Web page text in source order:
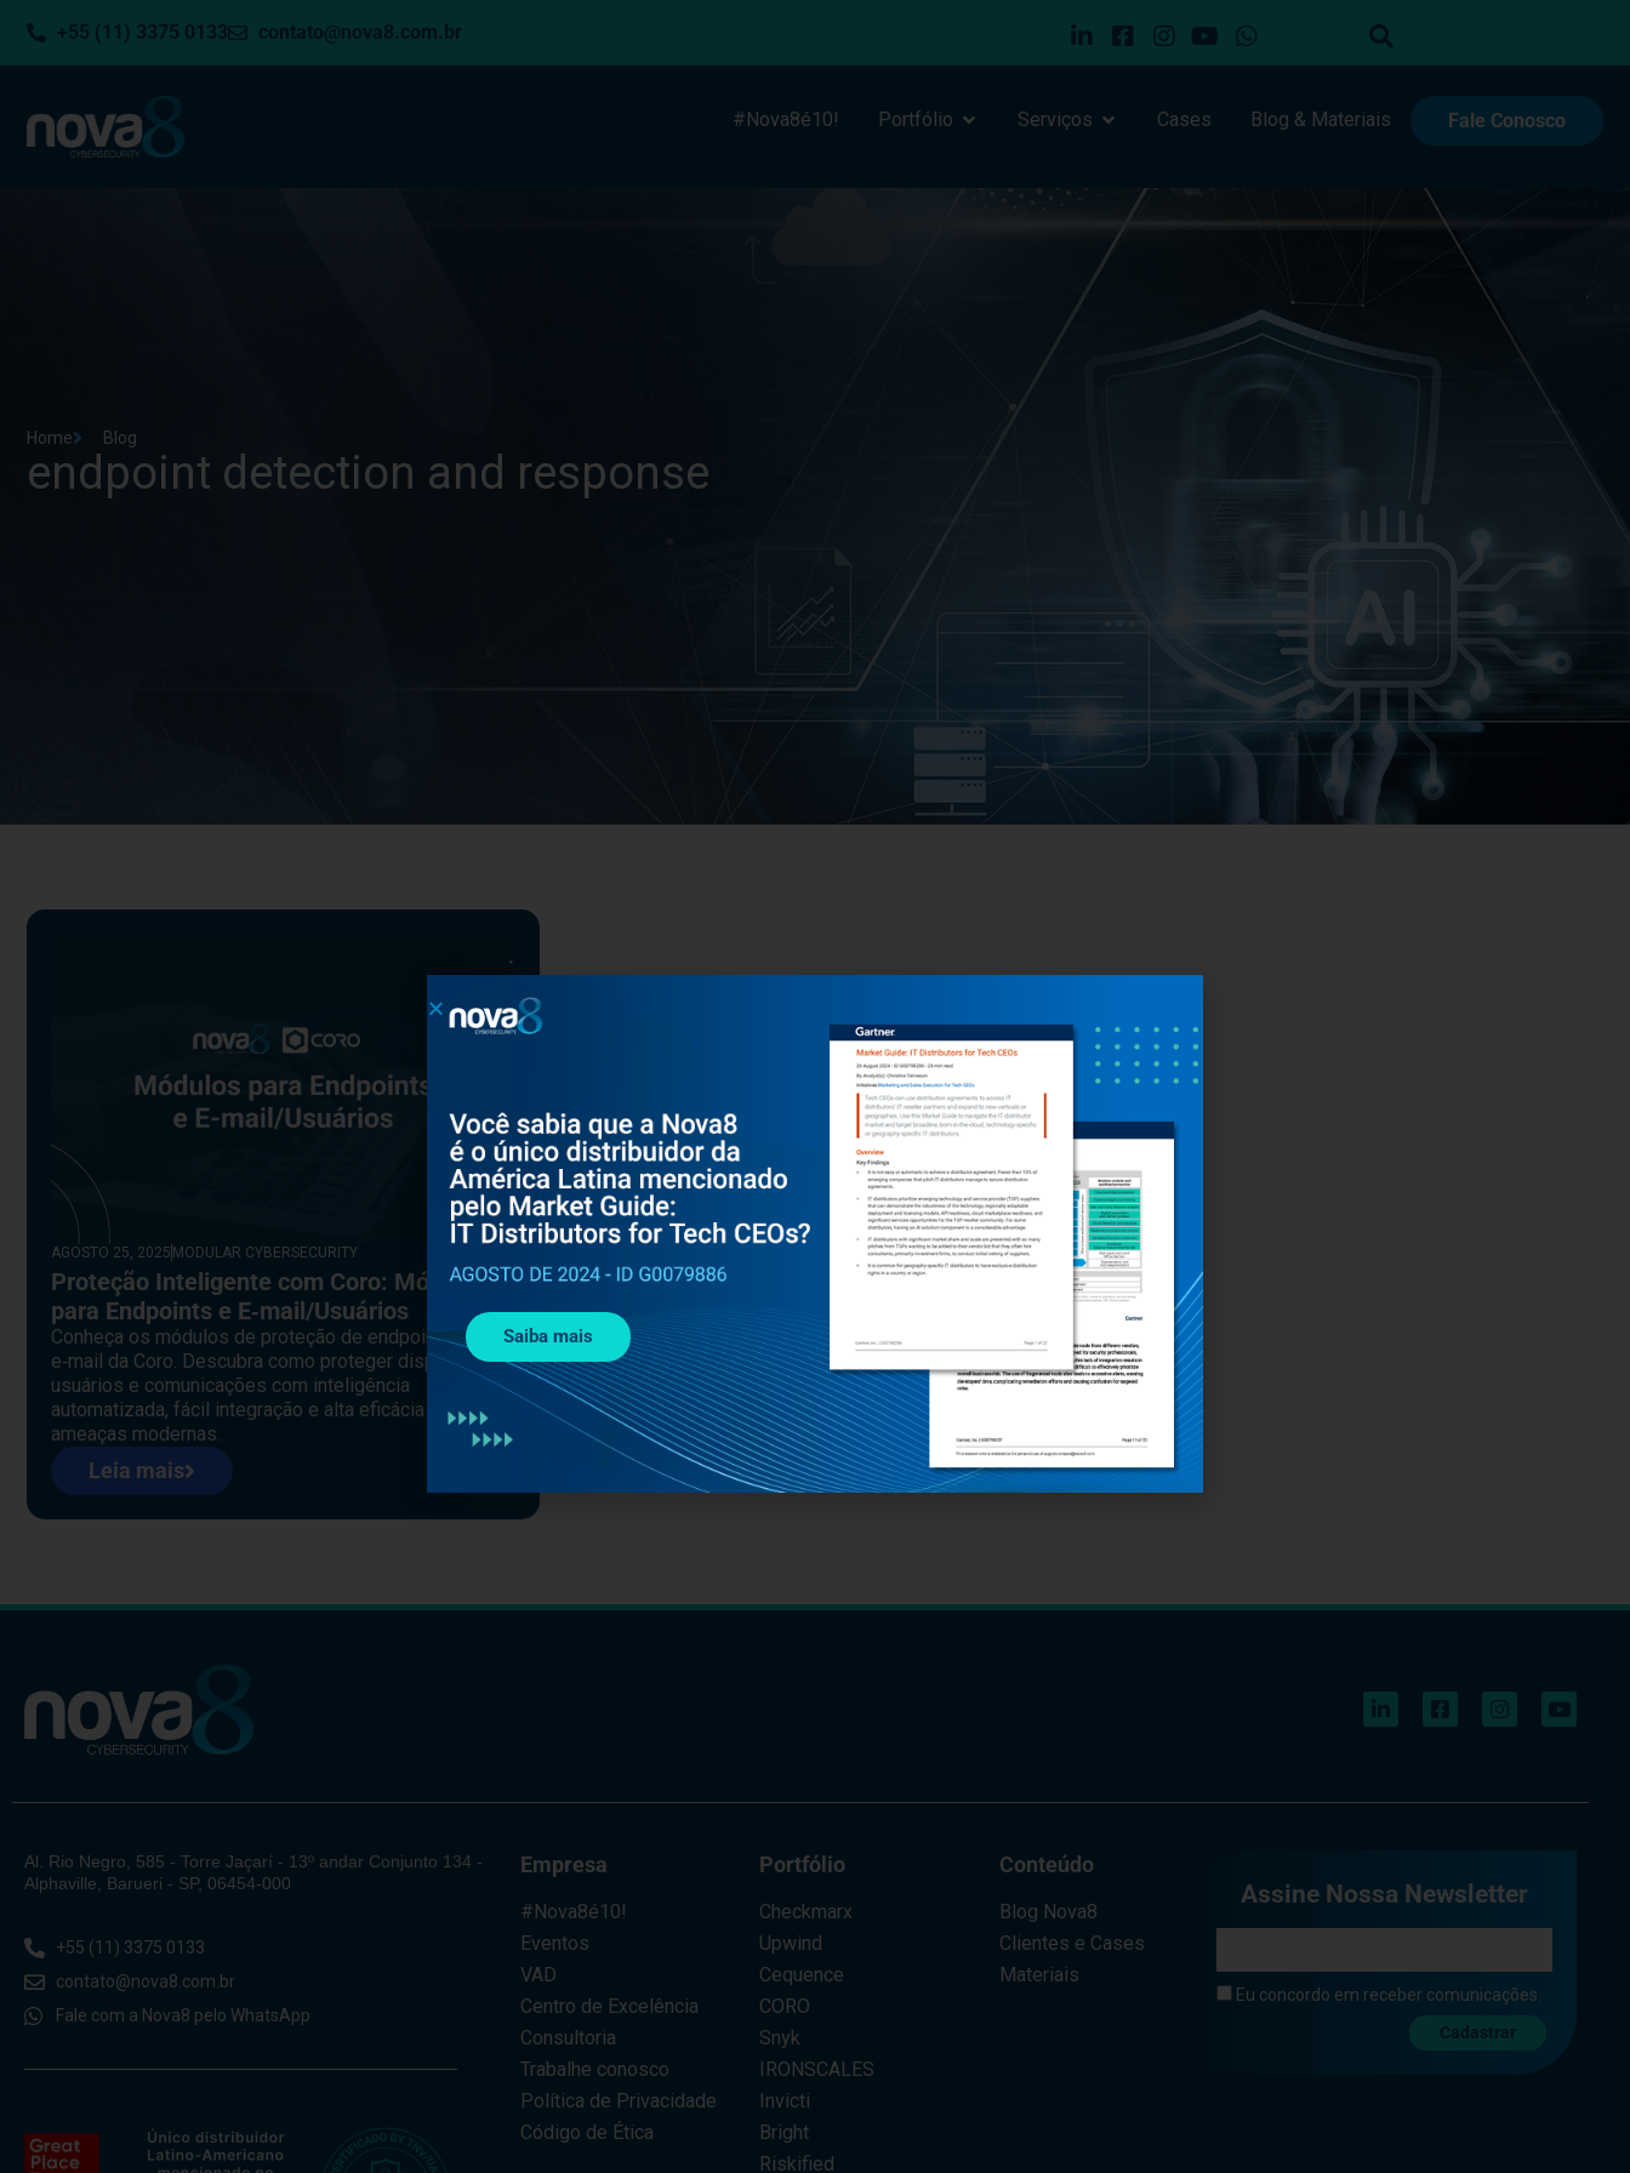
+55 (11) 3375 0133 contato@nova8.com.br
#Nova8é10! Portfólio Serviços Cases Blog & Materiais Fale Conosco
Home Blog
endpoint detection and response
AGOSTO 25, 2025 MODULAR CYBERSECURITY
Proteção Inteligente com Coro: Módulos
para Endpoints e E‑mail/Usuários
Conheça os módulos de proteção de endpoints e
e‑mail da Coro. Descubra como proteger dispositivos,
usuários e comunicações com inteligência
automatizada, fácil integração e alta eficácia contra
ameaças modernas.
Leia mais
Al. Rio Negro, 585 - Torre Jaçarí - 13º andar Conjunto 134 -
Alphaville, Barueri - SP, 06454-000
+55 (11) 3375 0133
contato@nova8.com.br
Fale com a Nova8 pelo WhatsApp
Empresa
#Nova8é10!
Eventos
VAD
Centro de Excelência
Consultoria
Trabalhe conosco
Política de Privacidade
Código de Ética
Portfólio
Checkmarx
Upwind
Cequence
CORO
Snyk
IRONSCALES
Invicti
Bright
Riskified
Conteúdo
Blog Nova8
Clientes e Cases
Materiais
Assine Nossa Newsletter
Eu concordo em receber comunicações.
Cadastrar
Saiba mais